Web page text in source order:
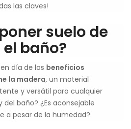
las claves!
suelo de
baño?
día de los beneficios
la madera, un material
y versátil para cualquier
del baño? ¿Es aconsejable
a pesar de la humedad?